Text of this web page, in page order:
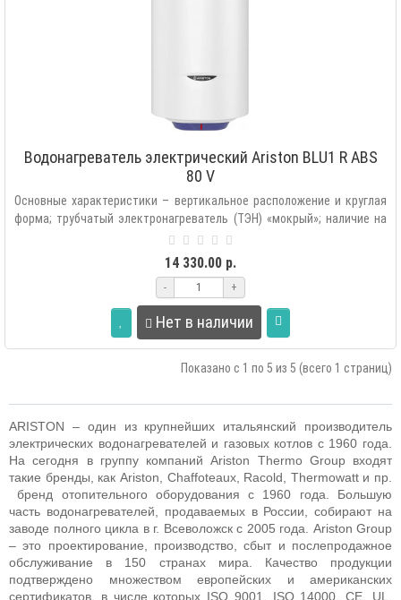
Водонагреватель электрический Ariston BLU1 R ABS
80 V
Основные характеристики – вертикальное расположение и круглая
форма; трубчатый электронагреватель (ТЭН) «мокрый»; наличие на
14 330.00 р.
- +
Нет в наличии
Показано с 1 по 5 из 5 (всего 1 страниц)
ARISTON – один из крупнейших итальянский производитель
электрических водонагревателей и газовых котлов с 1960 года.
На сегодня в группу компанийAriston Thermo Group входят
такие бренды, как Ariston Chaffoteaux, Racold Thermowattи пр.
бренд отопительного оборудования с 1960 года. Большую
часть водонагревателей, продаваемых в России, собирают на
заводе полного цикла в г. Всеволожск с 2005 года. Ariston Group
– это проектирование, производство, сбыт и послепродажное
обслуживание в 150 странах мира. Качество продукции
подтверждено множеством европейских и американских
сертификатов, в числе которых ISO 9001, ISO 14000, CE, UL,